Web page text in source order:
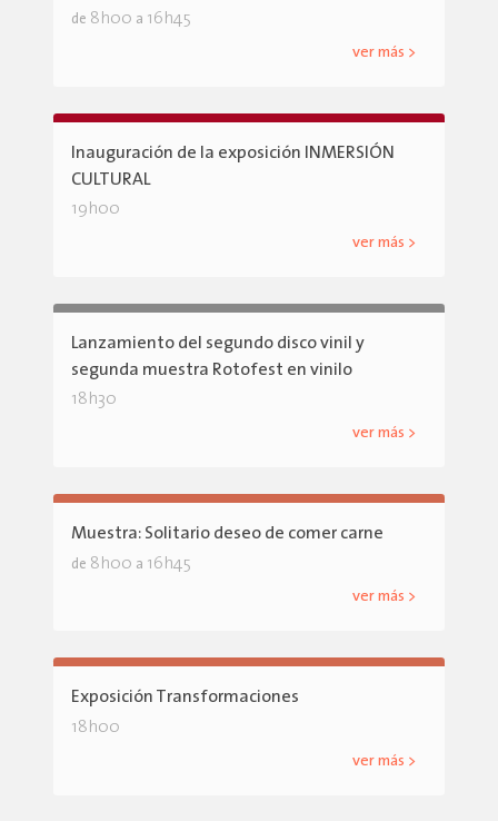
de 8h00 a 16h45
ver más >
Inauguración de la exposición INMERSIÓN
CULTURAL
19h00
ver más >
Lanzamiento del segundo disco vinil y
segunda muestra Rotofest en vinilo
18h30
ver más >
Muestra: Solitario deseo de comer carne
de 8h00 a 16h45
ver más >
Exposición Transformaciones
18h00
ver más >